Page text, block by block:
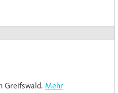
Greifswald. Mehr